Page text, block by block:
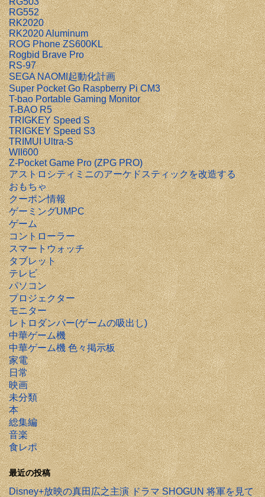
RG552
RK2020
RK2020 Aluminum
ROG Phone ZS600KL
Rogbid Brave Pro
RS-97
SEGA NAOMI起動化計画
Super Pocket Go Raspberry Pi CM3
T-bao Portable Gaming Monitor
T-BAO R5
TRIGKEY Speed S
TRIGKEY Speed S3
TRIMUI Ultra-S
WII600
Z-Pocket Game Pro (ZPG PRO)
アストロシティミニのアーケドスティックを改造する
おもちゃ
クーポン情報
ゲーミングUMPC
ゲーム
コントローラー
スマートウォッチ
タブレット
テレビ
パソコン
プロジェクター
モニター
レトロダンパー(ゲームの吸出し)
中華ゲーム機
中華ゲーム機 色々掲示板
家電
日常
映画
未分類
本
総集編
音楽
食レポ
最近の投稿
Disney+放映の真田広之主演 ドラマ SHOGUN 将軍を見て